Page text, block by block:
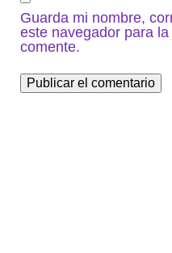
Guarda mi nombre,
este navegador para
comente.